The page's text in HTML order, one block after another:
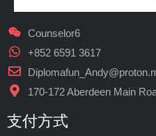
Counselor6
+852 6591 3617
170-172 Aberdeen Main
支付方式